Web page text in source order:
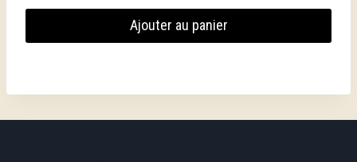
Ajouter au panier